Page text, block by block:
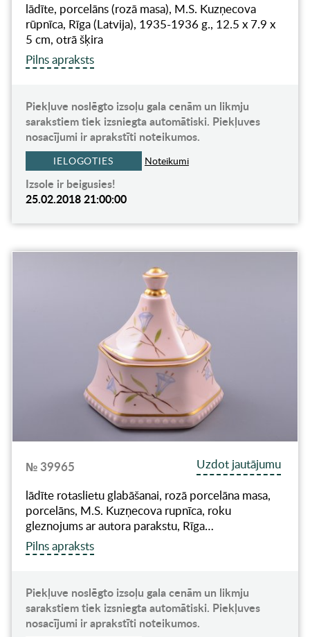
lādīte, porcelāns (rozā masa), M.S. Kuzņecova
rūpnīca, Rīga (Latvija), 1935-1936 g., 12.5 x 7.9 x
5 cm, otrā šķira
Pilns apraksts
Piekļuve noslēgto izsoļu gala cenām un likmju
sarakstiem tiek izsniegta automātiski. Piekļuves
nosacījumi ir aprakstīti noteikumos.
IELOGOTIES Noteikumi
Izsole ir beigusies!
25.02.2018 21:00:00
№ 39965
Uzdot jautājumu
lādīte rotaslietu glabāšanai, rozā porcelāna masa,
porcelāns, M.S. Kuzņecova rupnīca, roku
gleznojums ar autora parakstu, Rīga…
Pilns apraksts
Piekļuve noslēgto izsoļu gala cenām un likmju
sarakstiem tiek izsniegta automātiski. Piekļuves
nosacījumi ir aprakstīti noteikumos.